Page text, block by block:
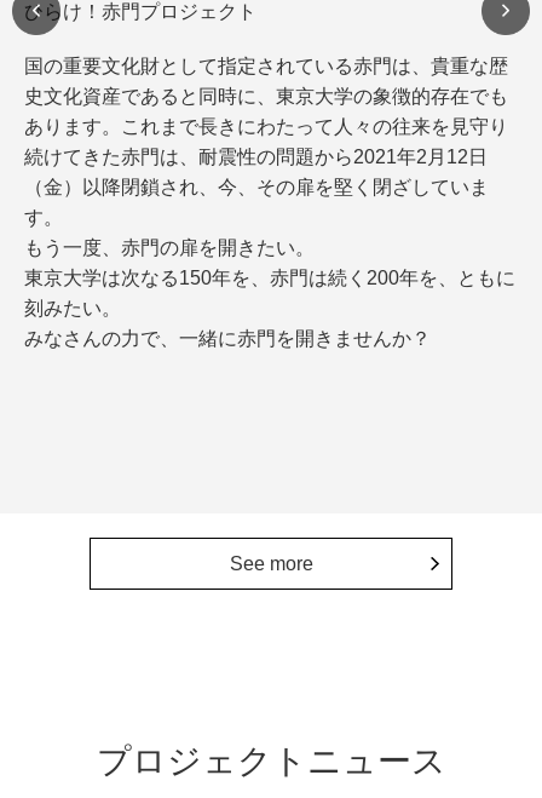
ひらけ！赤門プロジェクト
国の重要文化財として指定されている赤門は、貴重な歴
史文化資産であると同時に、東京大学の象徴的存在でも
あります。これまで長きにわたって人々の往来を見守り
続けてきた赤門は、耐震性の問題から2021年2月12日
（金）以降閉鎖され、今、その扉を堅く閉ざしていま
す。
もう一度、赤門の扉を開きたい。
東京大学は次なる150年を、赤門は続く200年を、ともに
刻みたい。
みなさんの力で、一緒に赤門を開きませんか？
See more
プロジェクトニュース